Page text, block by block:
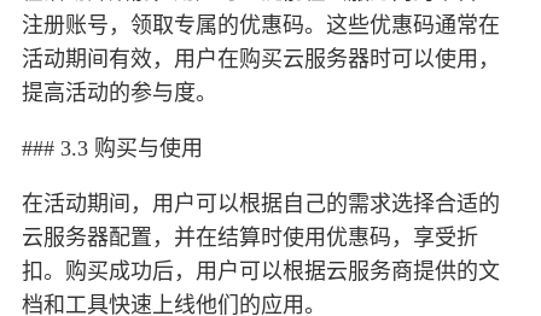
注册账号，领取专属的优惠码。这些优惠码通常在
活动期间有效，用户在购买云服务器时可以使用，
提高活动的参与度。
### 3.3 购买与使用
在活动期间，用户可以根据自己的需求选择合适的
云服务器配置，并在结算时使用优惠码，享受折
扣。购买成功后，用户可以根据云服务商提供的文
档和工具快速上线他们的应用。